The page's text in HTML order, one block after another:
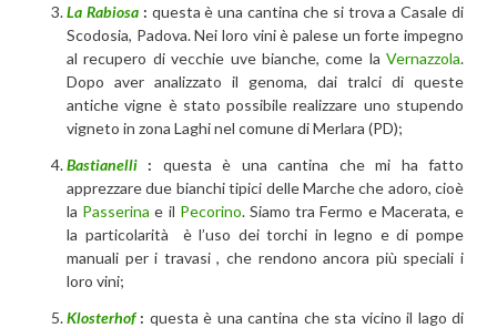
La Rabiosa : questa è una cantina che si trova a Casale di
Scodosia, Padova. Nei loro vini è palese un forte impegno
al recupero di vecchie uve bianche, come la Vernazzola.
Dopo aver analizzato il genoma, dai tralci di queste
antiche vigne è stato possibile realizzare uno stupendo
vigneto in zona Laghi nel comune di Merlara (PD);
Bastianelli : questa è una cantina che mi ha fatto
apprezzare due bianchi tipici delle Marche che adoro, cioè
la Passerina e il Pecorino. Siamo tra Fermo e Macerata, e
la particolarità è l’uso dei torchi in legno e di pompe
manuali per i travasi , che rendono ancora più speciali i
loro vini;
Klosterhof : questa è una cantina che sta vicino il lago di